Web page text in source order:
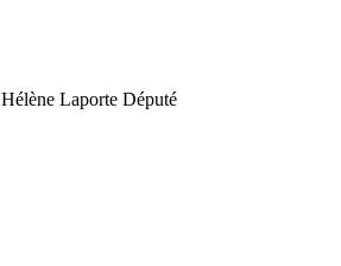
Hélène Laporte Député